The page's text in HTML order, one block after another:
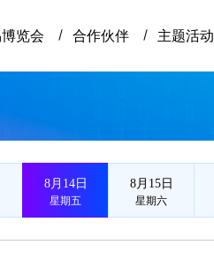
览会 合作伙伴 主题活动
8月14日
星期五
8月15日
星期六